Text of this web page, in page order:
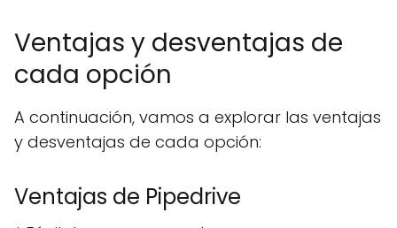
Ventajas y desventajas de
cada opción
A continuación, vamos a explorar las ventajas
y desventajas de cada opción:
Ventajas de Pipedrive